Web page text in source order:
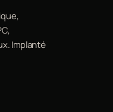
Implanté